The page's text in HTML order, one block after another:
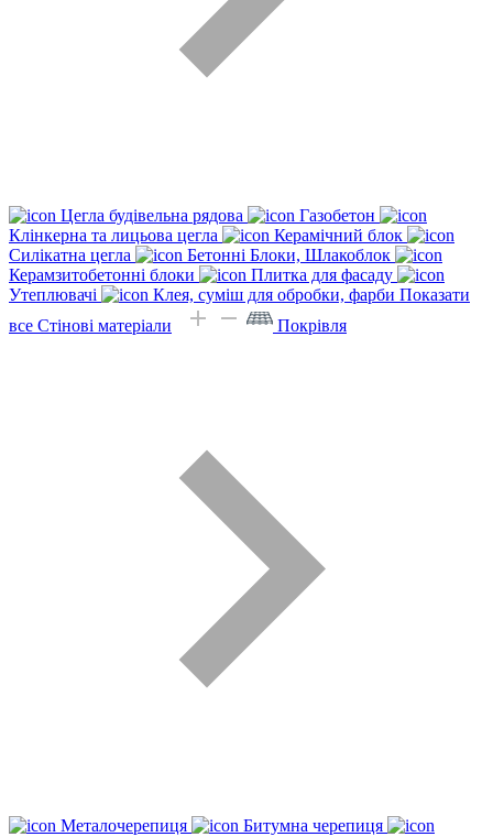
Цегла будівельна рядова
Газобетон
Клінкерна та лицьова цегла
Керамічний блок
Силікатна цегла
Бетонні Блоки, Шлакоблок
Керамзитобетонні блоки
Плитка для фасаду
Утеплювачі
Клея, суміш для обробки, фарби Показати
все Стінові матеріали
Покрівля
Металочерепиця
Битумна черепиця